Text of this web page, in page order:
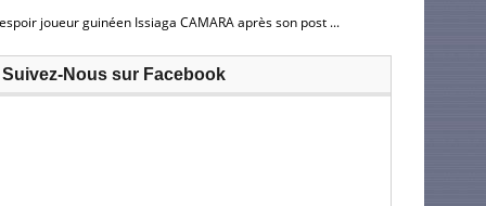
joueur guinéen Issiaga CAMARA après son post ...
Suivez-Nous sur Facebook